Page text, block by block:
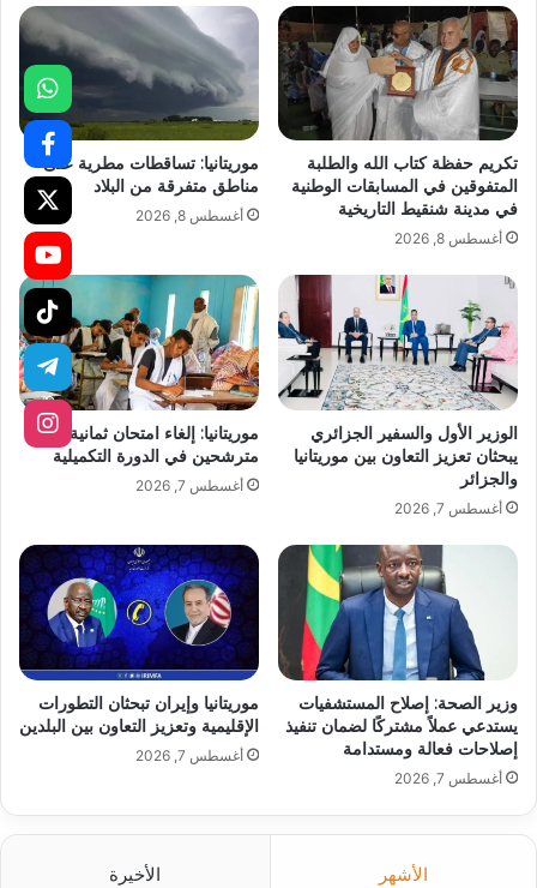
تكريم حفظة كتاب الله والطلبة
المتفوقين في المسابقات الوطنية
في مدينة شنقيط التاريخية
أغسطس 8, 2026
موريتانيا: تساقطات مطرية على
مناطق متفرقة من البلاد
أغسطس 8, 2026
الوزير الأول والسفير الجزائري
يبحثان تعزيز التعاون بين موريتانيا
والجزائر
أغسطس 7, 2026
موريتانيا: إلغاء امتحان ثمانية
مترشحين في الدورة التكميلية
أغسطس 7, 2026
وزير الصحة: إصلاح المستشفيات
يستدعي عملاً مشتركًا لضمان تنفيذ
إصلاحات فعالة ومستدامة
أغسطس 7, 2026
موريتانيا وإيران تبحثان التطورات
الإقليمية وتعزيز التعاون بين البلدين
أغسطس 7, 2026
الأشهر الأخيرة